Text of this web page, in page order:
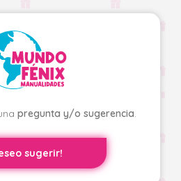
pregunta y/o sugerencia.
sugerir!